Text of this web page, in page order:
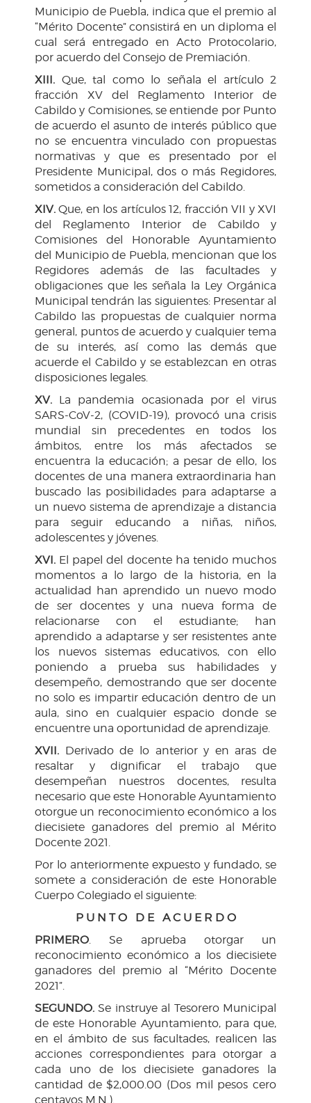
Municipio de Puebla, indica que el premio al
“Mérito Docente” consistirá en un diploma el
cual será entregado en Acto Protocolario,
por acuerdo del Consejo de Premiación.
XIII. Que, tal como lo señala el artículo 2
fracción XV del Reglamento Interior de
Cabildo y Comisiones, se entiende por Punto
de acuerdo el asunto de interés público que
no se encuentra vinculado con propuestas
normativas y que es presentado por el
Presidente Municipal, dos o más Regidores,
sometidos a consideración del Cabildo.
XIV. Que, en los artículos 12, fracción VII y XVI
del Reglamento Interior de Cabildo y
Comisiones del Honorable Ayuntamiento
del Municipio de Puebla, mencionan que los
Regidores además de las facultades y
obligaciones que les señala la Ley Orgánica
Municipal tendrán las siguientes: Presentar al
Cabildo las propuestas de cualquier norma
general, puntos de acuerdo y cualquier tema
de su interés, así como las demás que
acuerde el Cabildo y se establezcan en otras
disposiciones legales.
XV. La pandemia ocasionada por el virus
SARS-CoV-2, (COVID-19), provocó una crisis
mundial sin precedentes en todos los
ámbitos, entre los más afectados se
encuentra la educación; a pesar de ello, los
docentes de una manera extraordinaria han
buscado las posibilidades para adaptarse a
un nuevo sistema de aprendizaje a distancia
para seguir educando a niñas, niños,
adolescentes y jóvenes.
XVI. El papel del docente ha tenido muchos
momentos a lo largo de la historia, en la
actualidad han aprendido un nuevo modo
de ser docentes y una nueva forma de
relacionarse con el estudiante; han
aprendido a adaptarse y ser resistentes ante
los nuevos sistemas educativos, con ello
poniendo a prueba sus habilidades y
desempeño, demostrando que ser docente
no solo es impartir educación dentro de un
aula, sino en cualquier espacio donde se
encuentre una oportunidad de aprendizaje.
XVII. Derivado de lo anterior y en aras de
resaltar y dignificar el trabajo que
desempeñan nuestros docentes, resulta
necesario que este Honorable Ayuntamiento
otorgue un reconocimiento económico a los
diecisiete ganadores del premio al Mérito
Docente 2021.
Por lo anteriormente expuesto y fundado, se
somete a consideración de este Honorable
Cuerpo Colegiado el siguiente:
P U N T O D E A C U E R D O
PRIMERO . Se aprueba otorgar un
reconocimiento económico a los diecisiete
ganadores del premio al “Mérito Docente
2021”.
SEGUNDO.Se instruye al Tesorero Municipal
de este Honorable Ayuntamiento, para que,
en el ámbito de sus facultades, realicen las
acciones correspondientes para otorgar a
cada uno de los diecisiete ganadores la
cantidad de $2,000.00 (Dos mil pesos cero
centavos M.N.).